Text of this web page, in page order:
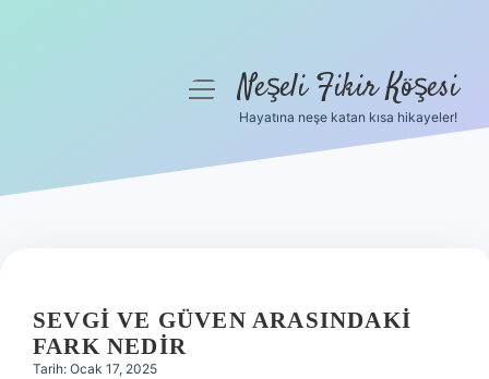
Hakkımızda
menüyüNeşeli Fikir Köşesi
Hayatına neşe katan kısa hikayeler!
SEVGI VE GÜVEN ARASINDAKI
FARK NEDIR
Tarih: Ocak 17, 2025